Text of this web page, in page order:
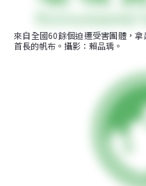
來自全國60餘個迫遷受害團體，
首長的帆布。攝影：賴品瑀。